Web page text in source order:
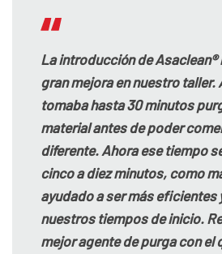
La introducción de Asaclean®
gran mejora en nuestro taller.
tomaba hasta 30 minutos
material antes de poder
diferente. Ahora ese tiempo
cinco a diez minutos, como
ayudado a ser más eficientes
nuestros tiempos de inicio.
mejor agente de purga con el